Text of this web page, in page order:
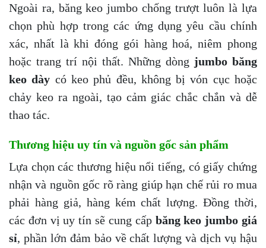
Ngoài ra, băng keo jumbo chống trượt luôn là lựa
chọn phù hợp trong các ứng dụng yêu cầu chính
xác, nhất là khi đóng gói hàng hoá, niêm phong
hoặc trang trí nội thất. Những dòng jumbo băng
keo dày có keo phủ đều, không bị vón cục hoặc
chảy keo ra ngoài, tạo cảm giác chắc chắn và dễ
thao tác.
Thương hiệu uy tín và nguồn gốc sản phẩm
Lựa chọn các thương hiệu nổi tiếng, có giấy chứng
nhận và nguồn gốc rõ ràng giúp hạn chế rủi ro mua
phải hàng giả, hàng kém chất lượng. Đồng thời,
các đơn vị uy tín sẽ cung cấp băng keo jumbo giá
sỉ, phần lớn đảm bảo về chất lượng và dịch vụ hậu